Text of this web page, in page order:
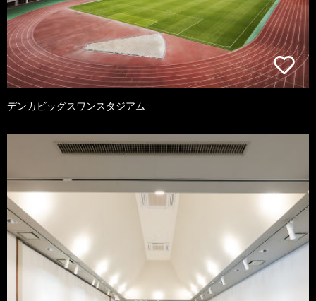
デンカビッグスワンスタジアム